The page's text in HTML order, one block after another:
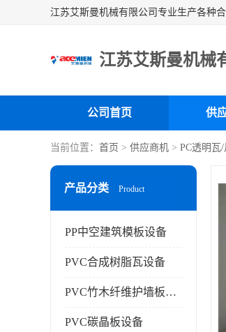
江苏艾斯曼机械
公司首页 供
当前位置： 首页 > 供应商机 > PC透明瓦
产品分类 Product
PP中空建筑模板设备
PVC合成树脂瓦设备
PVC竹木纤维护墙板设备
PVC碳晶板设备